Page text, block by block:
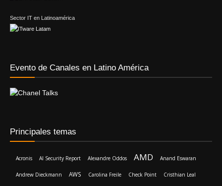
Sector IT en Latinoamérica
Evento de Canales en Latino América
Principales temas
Acronis AI Security Report Alexandre Oddos AMD Anand Eswaran
Andrew Dieckmann AWS Carolina Freile Check Point Cristhian Leal